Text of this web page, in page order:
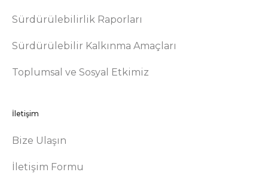
Sürdürülebilirlik Raporları
Sürdürülebilir Kalkınma Amaçları
Toplumsal ve Sosyal Etkimiz
İletişim
Bize Ulaşın
İletişim Formu